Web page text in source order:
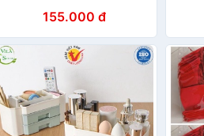
155.000 đ